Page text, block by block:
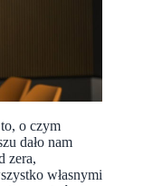
o czym
dało nam
zera,
własnymi